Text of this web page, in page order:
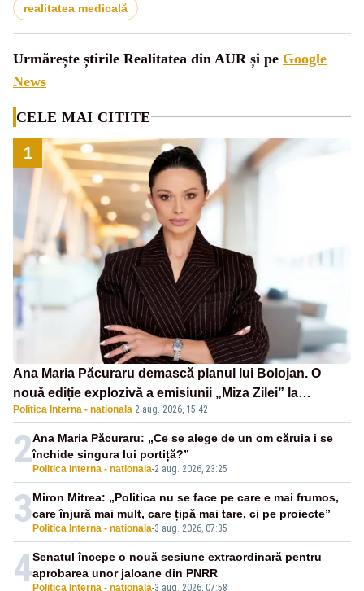
realitatea medicală
Urmărește știrile Realitatea din AUR și pe Google
News
CELE MAI CITITE
1
Ana Maria Păcuraru demască planul lui Bolojan. O
nouă ediție explozivă a emisiunii „Miza Zilei” la
Realitatea PLUS
Politica Interna - nationala·2 aug. 2026, 15:42
2 Politica Interna - nationala-2 aug. 2026, 23:25
Ana Maria Păcuraru: „Ce se alege de un om căruia i se
închide singura lui portiță?”
3 Politica Interna - nationala-3 aug. 2026, 07:35
Miron Mitrea: „Politica nu se face pe care e mai frumos,
care înjură mai mult, care țipă mai tare, ci pe proiecte”
4 Politica Interna - nationala-3 aug. 2026, 07:58
Senatul începe o nouă sesiune extraordinară pentru
aprobarea unor jaloane din PNRR